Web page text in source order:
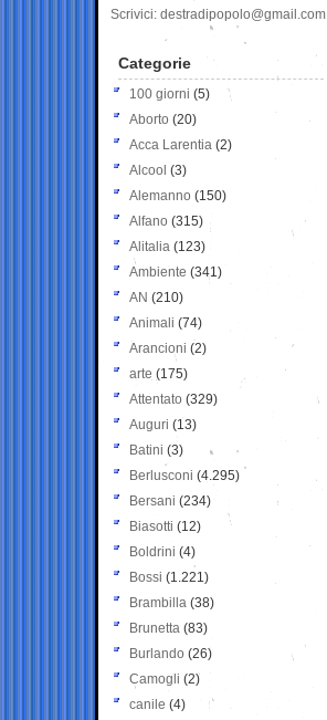
Scrivici: destradipopolo@gmail.com
Categorie
100 giorni (5)
Aborto (20)
Acca Larentia (2)
Alcool (3)
Alemanno (150)
Alfano (315)
Alitalia (123)
Ambiente (341)
AN (210)
Animali (74)
Arancioni (2)
arte (175)
Attentato (329)
Auguri (13)
Batini (3)
Berlusconi (4.295)
Bersani (234)
Biasotti (12)
Boldrini (4)
Bossi (1.221)
Brambilla (38)
Brunetta (83)
Burlando (26)
Camogli (2)
canile (4)